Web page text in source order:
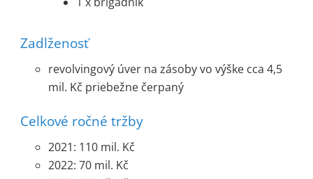
Zadlženosť
revolvingový úver na zásoby vo výške cca 4,5
mil. Kč priebežne čerpaný
Celkové ročné tržby
2021: 110 mil. Kč
2022: 70 mil. Kč